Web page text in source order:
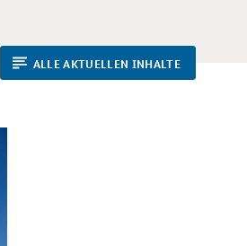
ALLE AKTUELLEN INHALTE